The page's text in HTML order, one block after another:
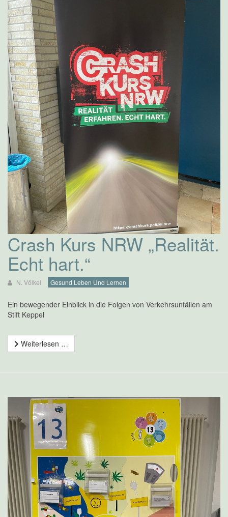
Crash Kurs NRW „Realität.
Echt hart.“
N. Völkel Gesund Leben Und Lernen
Ein bewegender Einblick in die Folgen von Verkehrsunfällen am
Stift Keppel
Weiterlesen …